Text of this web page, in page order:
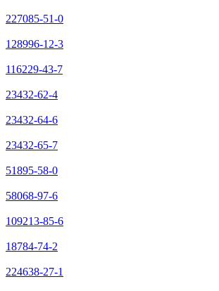
227085-51-0
128996-12-3
116229-43-7
23432-62-4
23432-64-6
23432-65-7
51895-58-0
58068-97-6
109213-85-6
18784-74-2
224638-27-1